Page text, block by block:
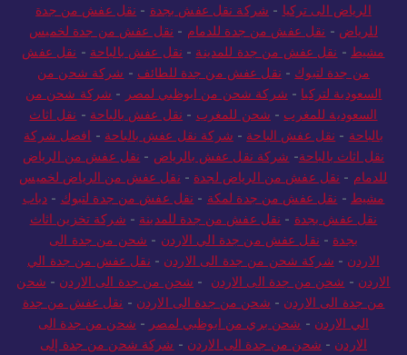
الرياض الى تركيا - شركة نقل عفش بجدة - نقل عفش من جدة
للرياض - نقل عفش من جدة للدمام - نقل عفش من جدة لخميس
مشيط - نقل عفش من جدة للمدينة - نقل عفش بالباحة - نقل عفش
من جدة لتبوك - نقل عفش من جدة للطائف - شركة شحن من
السعودية لتركيا - شركة شحن من ابوظبي لمصر - شركة شحن من
السعودية للمغرب - شحن للمغرب - نقل عفش بالباحة - نقل اثاث
بالباحة - نقل عفش الباحة - شركة نقل عفش بالباحة - افضل شركة
نقل اثاث بالباحة- شركة نقل عفش بالرياض - نقل عفش من الرياض
للدمام - نقل عفش من الرياض لجدة - نقل عفش من الرياض لخميس
مشيط - نقل عفش من جدة لمكة - نقل عفش من جدة لتبوك - دباب
نقل عفش بجدة - نقل عفش من جدة للمدينة - شركة تخزين اثاث
بجدة - نقل عفش من جدة الي الاردن - شحن من جدة الى
الاردن - شركة شحن من جدة الى الاردن - نقل عفش من جدة الي
الاردن - شحن من جدة الى الاردن - شحن من جدة الى الاردن - شحن
من جدة الى الاردن - شحن من جدة الى الاردن - نقل عفش من جدة
الي الاردن - شحن بري من ابوظبي لمصر - شحن من جدة الى
الاردن - شحن من جدة الى الاردن - شركة شحن من جدة إلى